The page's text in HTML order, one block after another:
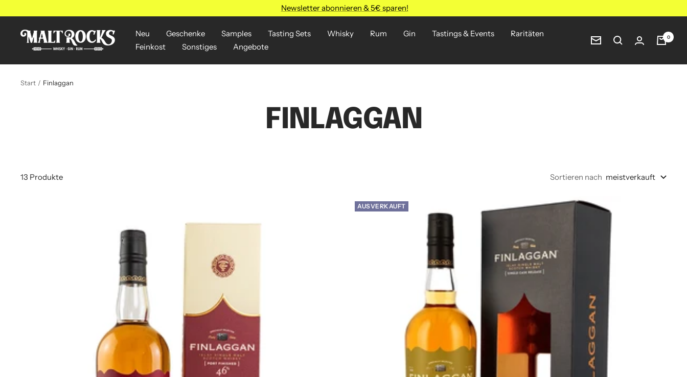
zum
Newsletter abonnieren & 5€ sparen!
Neu Geschenke Samples Tasting Sets Whisky Rum Gin Tastings & Events
Raritäten
Feinkost
Sonstiges Angebote
MALT
ROCKS
Newsletter
0
Start Finlaggan
FINLAGGAN
13 Produkte Sortieren nach meistverkauft
AUSVERKAUFT